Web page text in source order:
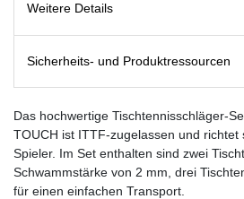
Weitere Details
Sicherheits- und Produktressourcen
Das hochwertige Tischtennisschläger-
TOUCH ist ITTF-zugelassen und
Spieler. Im Set enthalten sind zwei
Schwammstärke von 2 mm, drei
für einen einfachen Transport.